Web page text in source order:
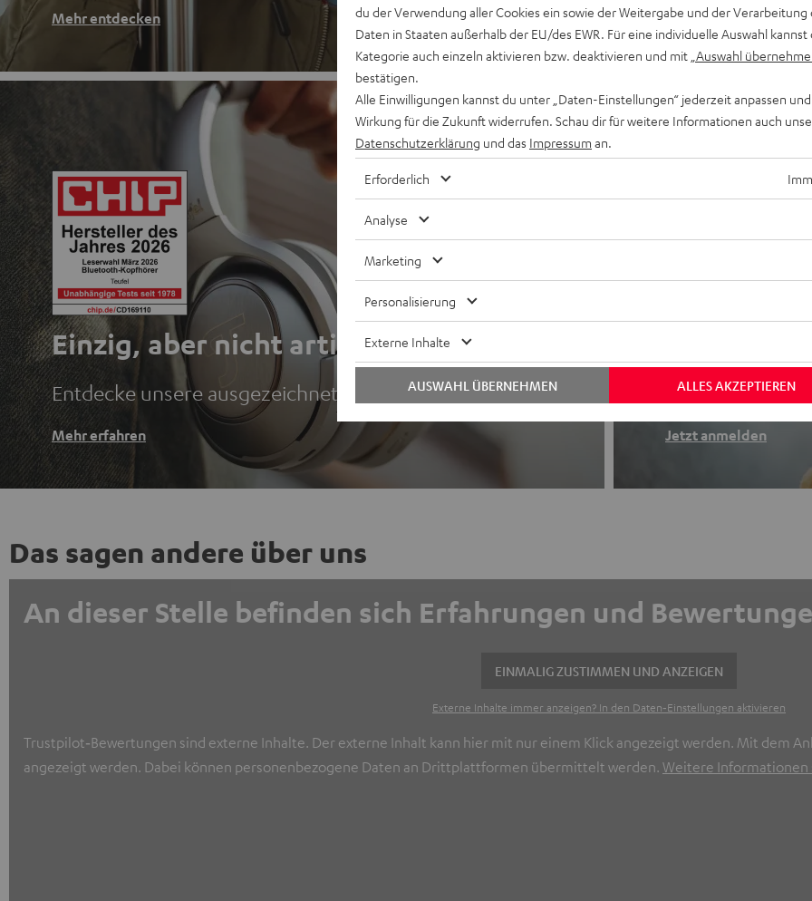
Mehr entdecken Mehr entdecken
Einzig, aber nicht artig.
Entdecke unsere ausgezeichneten Bluetooth-Kopfhörer
Mehr erfahren
Newsletter
Finde deinen
Erhalte bis zu
Jetzt anmelden
Das sagen andere über uns
An dieser Stelle befinden sich Erfahrungen und
EINMALIG ZUSTIMMEN UND ANZEIGEN
Externe Inhalte immer anzeigen? In den Daten‑Einstellungen aktivieren
Trustpilot‑Bewertungen sind externe Inhalte. Der externe Inhalt kann hier mit nur einem Klick angezeigt werden. Mit dem
angezeigt werden. Dabei können personenbezogene Daten an Drittplattformen übermittelt werden. Weitere Informationen
du der Verwendung aller Cookies ein sowie der Weitergabe und der Verarbeitung
Daten in Staaten außerhalb der EU/des EWR. Für eine individuelle Auswahl kannst
Kategorie auch einzeln aktivieren bzw. deaktivieren und mit „Auswahl
bestätigen.
Alle Einwilligungen kannst du unter „Daten-Einstellungen“ jederzeit anpassen
Wirkung für die Zukunft widerrufen. Schau dir für weitere Informationen auch
Datenschutzerklärung und das Impressum an.
Erforderlich
Analyse
Marketing
Personalisierung
Externe Inhalte
ALLES AKZEPTIEREN
AUSWAHL ÜBERNEHMEN